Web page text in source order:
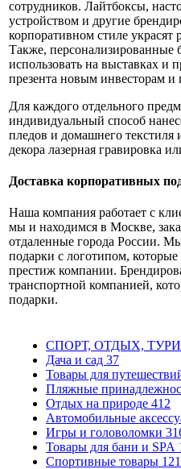
сотрудников. Лайтбоксы,
устройством и другие
корпоративном стиле украсят
Также, персонализированные
использовать на выставках и
презента новым инвесторам и
Для каждого отдельного
индивидуальный способ
пледов и домашнего текстиля
декора лазерная гравировка
Доставка корпоративных
Наша компания работает с
мы и находимся в Москве,
отдаленные города России.
подарки с логотипом,
престиж компании.
транспортной компанией,
подарки.
СПОРТ, ОТДЫХ,
Дача и сад 37
Товары для
Пляжные
Отдых на природе 412
Автомобильные
Игры и головоломки
Товары для бани и SPA
Спортивные товары